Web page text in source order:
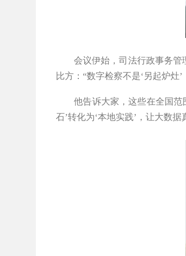
会议伊始，司法行政事务管理
比方：“数字检察不是‘另起炉灶
他告诉大家，这些在全国范围
石’转化为‘本地实践’，让大数